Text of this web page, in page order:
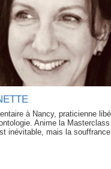
à Nancy, praticienne
Anime la
inévitable, mais la